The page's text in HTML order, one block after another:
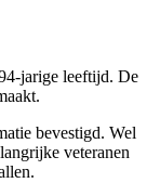
jarige leeftijd. De
bevestigd. Wel
veteranen